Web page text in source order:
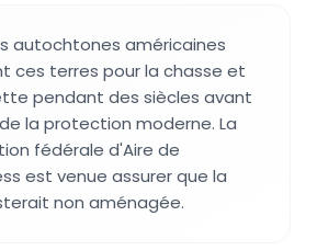
autochtones américaines
ces terres pour la chasse et
pendant des siècles avant
la protection moderne. La
fédérale d'Aire de
est venue assurer que la
non aménagée.